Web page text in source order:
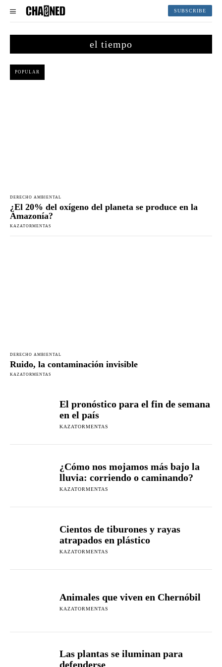
SUBSCRIBE
el tiempo
POPULAR
DERECHO AMBIENTAL
¿El 20% del oxígeno del planeta se produce en la
Amazonía?
KAZATORMENTAS
DERECHO AMBIENTAL
Ruido, la contaminación invisible
KAZATORMENTAS
El pronóstico para el fin de semana
en el país
KAZATORMENTAS
¿Cómo nos mojamos más bajo la
lluvia: corriendo o caminando?
KAZATORMENTAS
Cientos de tiburones y rayas
atrapados en plástico
KAZATORMENTAS
Animales que viven en Chernóbil
KAZATORMENTAS
Las plantas se iluminan para
defenderse